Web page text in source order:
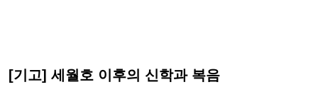
[기고] 세월호 이후의 신학과 복음